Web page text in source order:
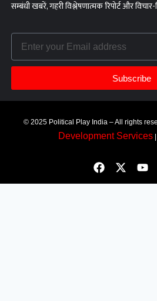
सम्बंधी खबरें, गहरी विश्लेषणात्मक रिपोर्ट और विचार-
Subscribe
© 2025 Political Play India – All rights
Development Services